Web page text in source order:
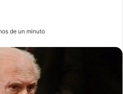
de un minuto